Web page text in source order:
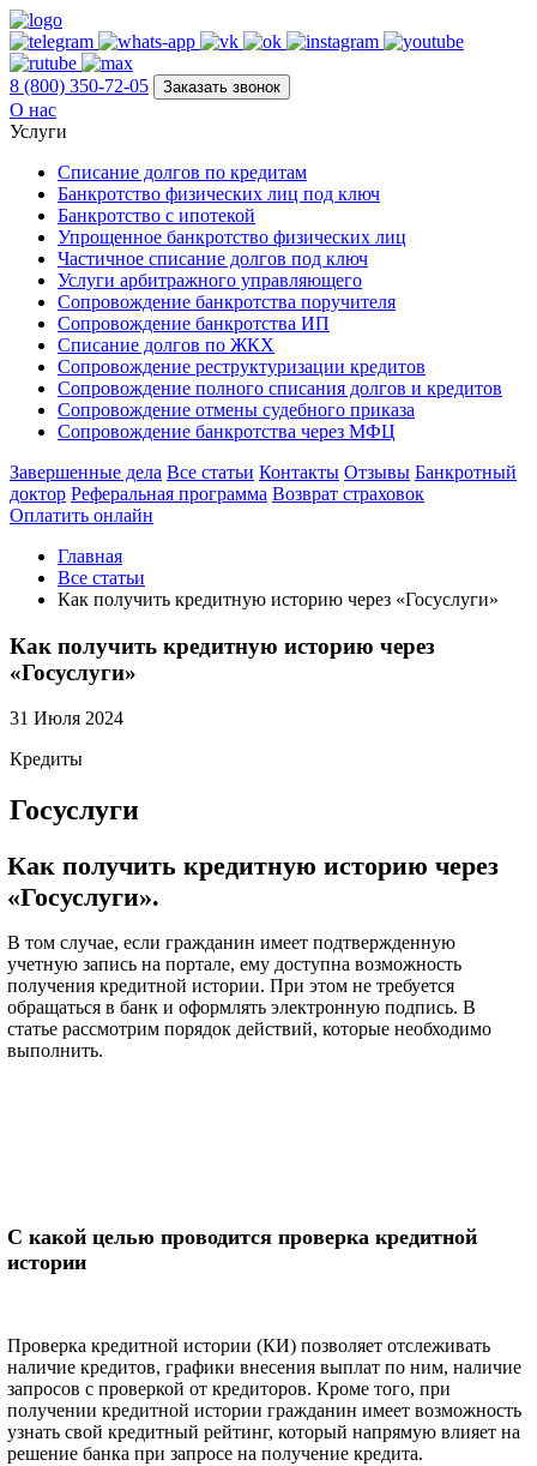
8 (800) 350-72-05 Заказать звонок
О нас
Услуги
Списание долгов по кредитам
Банкротство физических лиц под ключ
Банкротство с ипотекой
Упрощенное банкротство физических лиц
Частичное списание долгов под ключ
Услуги арбитражного управляющего
Сопровождение банкротства поручителя
Сопровождение банкротства ИП
Списание долгов по ЖКХ
Сопровождение реструктуризации кредитов
Сопровождение полного списания долгов и кредитов
Сопровождение отмены судебного приказа
Сопровождение банкротства через МФЦ
Завершенные дела Все статьи Контакты Отзывы Банкротный
доктор Реферальная программа Возврат страховок
Оплатить онлайн
Главная
Все статьи
Как получить кредитную историю через «Госуслуги»
Как получить кредитную историю через
«Госуслуги»
31 Июля 2024
Кредиты
Госуслуги
Как получить кредитную историю через
«Госуслуги».
В том случае, если гражданин имеет подтвержденную
учетную запись на портале, ему доступна возможность
получения кредитной истории. При этом не требуется
обращаться в банк и оформлять электронную подпись. В
статье рассмотрим порядок действий, которые необходимо
выполнить.
С какой целью проводится проверка кредитной
истории
Проверка кредитной истории (КИ) позволяет отслеживать
наличие кредитов, графики внесения выплат по ним, наличие
запросов с проверкой от кредиторов. Кроме того, при
получении кредитной истории гражданин имеет возможность
узнать свой кредитный рейтинг, который напрямую влияет на
решение банка при запросе на получение кредита.